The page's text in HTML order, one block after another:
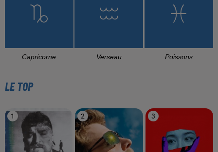
Capricorne Verseau Poissons
LE TOP
1 2 3